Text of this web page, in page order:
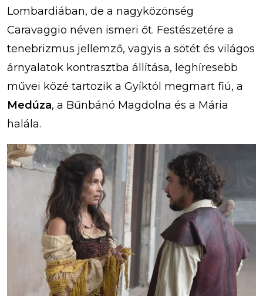
Lombardiában, de a nagyközönség
Caravaggio néven ismeri őt. Festészetére a
tenebrizmus jellemző, vagyis a sötét és világos
árnyalatok kontrasztba állítása, leghíresebb
művei közé tartozik a Gyíktól megmart fiú, a
Medúza, a Bűnbánó Magdolna és a Mária
halála.